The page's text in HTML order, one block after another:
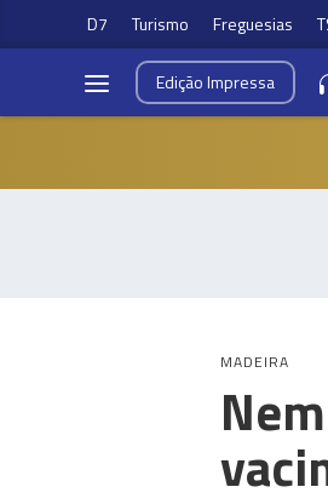
D7 Turismo Freguesias
EdiçãoImpressa
MADEIRA